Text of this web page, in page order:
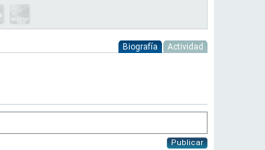
Biografía
Actividad
Publicar